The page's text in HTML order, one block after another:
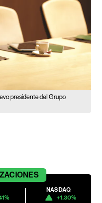
presidente del Grupo
NASDAQ
+1.30%